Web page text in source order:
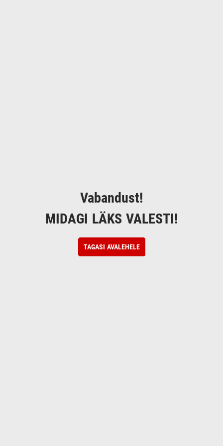
Vabandust!
MIDAGI LÄKS VALESTI!
TAGASI AVALEHELE